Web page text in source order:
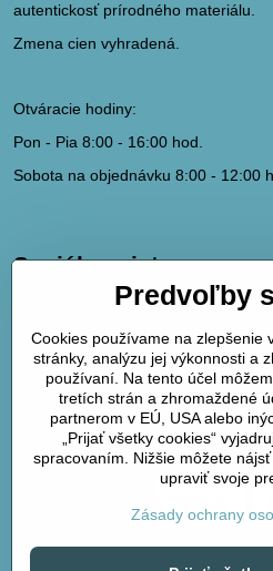
autentickosť prírodného materiálu.
Zmena cien vyhradená.
Otváracie hodiny:
Pon - Pia 8:00 - 16:00 hod.
Sobota na objednávku 8:00 - 12:00
Sociálne siete
hydrodk@hydrodk.sk
Facebook
Instagram
Pinterest
Mapa
Predvoľby
Cookies používame na zlepšenie
stránky, analýzu jej výkonnosti a
používaní. Na tento účel
tretích strán a zhromaždené
partnerom v EÚ, USA alebo
„Prijať všetky cookies“
spracovaním. Nižšie môžete
upraviť svoje
Zásady ochrany